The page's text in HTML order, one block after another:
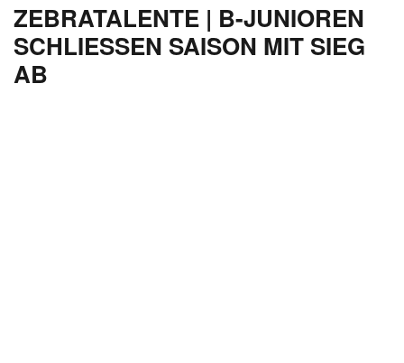
ZEBRATALENTE | B-JUNIOREN
SCHLIESSEN SAISON MIT SIEG A
B